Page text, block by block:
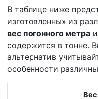
В таблице ниже
изготовленных из
вес погонного метра
содержится в тонне.
альтернатив
особенности
Вес